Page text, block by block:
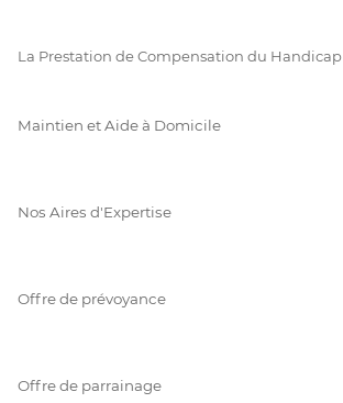
La Prestation de Compensation du Handicap
Maintien et Aide à Domicile
Nos Aires d'Expertise
Offre de prévoyance
Offre de parrainage